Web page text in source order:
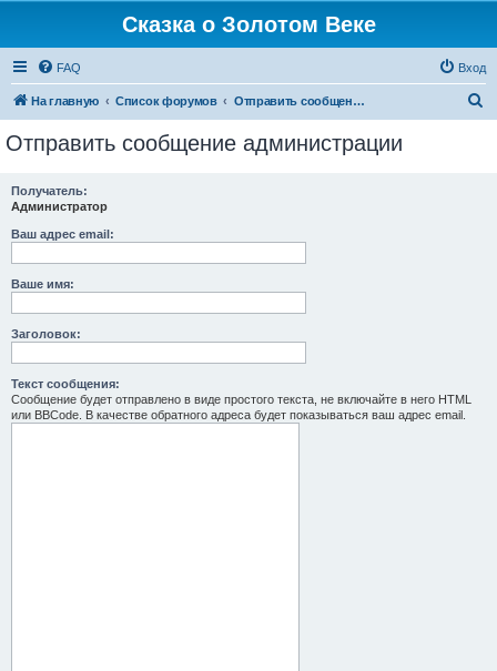
Сказка о Золотом Веке
FAQ Вход
На главную Список форумов Отправить сообщение администрации
Отправить сообщение администрации
Получатель:
Администратор
Ваш адрес email:
Ваше имя:
Заголовок:
Текст сообщения:
Сообщение будет отправлено в виде простого текста, не включайте в него HTML
или BBCode. В качестве обратного адреса будет показываться ваш адрес email.